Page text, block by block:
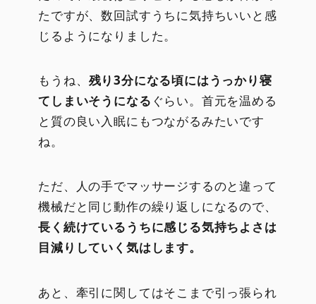
たですが、数回試すうちに気持ちいいと感
じるようになりました。
もうね、 残り3分になる頃にはうっかり寝
てしまいそうになる ぐらい。首元を温める
と質の良い入眠にもつながるみたいです
ね。
ただ、人の手でマッサージするのと違って
機械だと同じ動作の繰り返しになるので、
長く続けているうちに感じる気持ちよさは
目減りしていく気はします。
あと、牽引に関してはそこまで引っ張られ